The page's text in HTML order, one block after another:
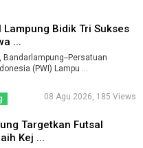
Lampung Bidik Tri Sukses
...
Bandarlampung--Persatuan
(PWI) Lampu ...
08 Agu 2026, 185 Views
Targetkan Futsal
Kej ...